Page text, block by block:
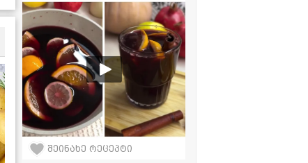
გასაფორმებლად
შეინახე რეცეპტი